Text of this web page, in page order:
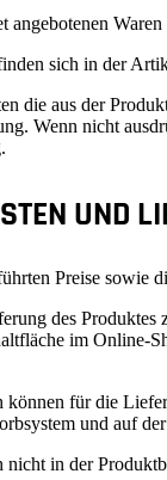
sich in der
die aus der
Wenn nicht
UND
Preise sowie
des Produktes
im Online-
können für die
und auf
in der